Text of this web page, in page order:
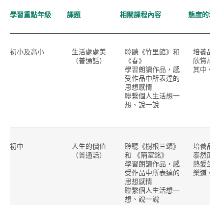
學習重點年級 課題 相關課程內容 態度的培
初小及高小
生活處處美
（普通話）
聆聽《竹里館》和
《春》
學習朗讀作品，感
受作品中所表達的
思想感情
聯繫個人生活想一
想、說一說
培養品
欣賞萬
其中。
初中
人生的價值
（普通話）
聆聽《樹根三頌》
和 《陃室銘》
學習朗讀作品，感
受作品中所表達的
思想感情
聯繫個人生活想一
想、說一說
培養品
泰然面
熱愛生
樂道。